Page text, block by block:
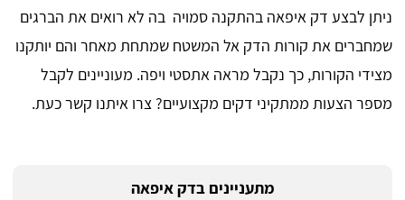
ניתן לבצע דק איפאה בהתקנה סמויה בה לא רואים את הברגים
שמחברים את קורות הדק אל המשטח שמתחת מאחר והם יותקנו
מצידי הקורות, כך נקבל מראה אתסטי ויפה. מעוניינים לקבל
מספר הצעות ממתקיני דקים מקצועיים? צרו איתנו קשר כעת.
מתעניינים בדק איפאה